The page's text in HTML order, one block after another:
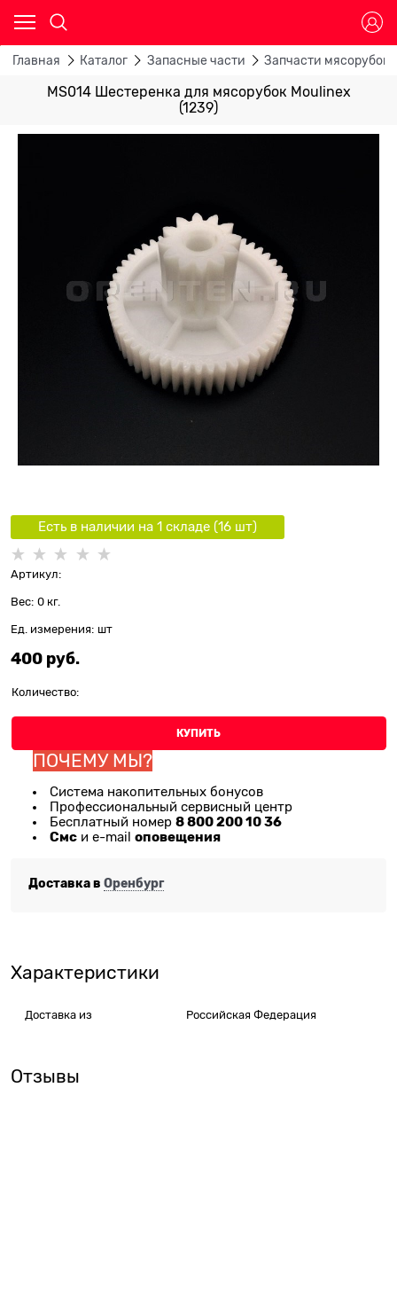
Главная Каталог Запасные части Запчасти мясорубок
MS014 Шестеренка для мясорубок Moulinex
(1239)
Есть в наличии на 1 складe (16шт)
Артикул:
Вес: 0 кг.
Ед. измерения: шт
400 руб.
Количество:
КУПИТЬ
ПОЧЕМУ МЫ?
Система накопительных бонусов
Профессиональный сервисный центр
Бесплатный номер 8 800 200 10 36
Смс и e-mail оповещения
Доставка в Оренбург
Характеристики
Доставка из Российская Федерация
Отзывы